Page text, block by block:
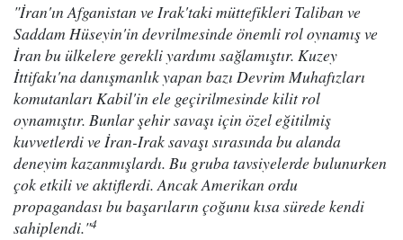
"İran'ın Afganistan ve Irak'taki müttefikleri Taliban ve
Saddam Hüseyin'in devrilmesinde önemli rol oynamış ve
İran bu ülkelere gerekli yardımı sağlamıştır. Kuzey
İttifakı'na danışmanlık yapan bazı Devrim Muhafızları
komutanları Kabil'in ele geçirilmesinde kilit rol
oynamıştır. Bunlar şehir savaşı için özel eğitilmiş
kuvvetlerdi ve İran-Irak savaşı sırasında bu alanda
deneyim kazanmışlardı. Bu gruba tavsiyelerde bulunurken
çok etkili ve aktiflerdi. Ancak Amerikan ordu
propagandası bu başarıların çoğunu kısa sürede kendi
sahiplendi."4